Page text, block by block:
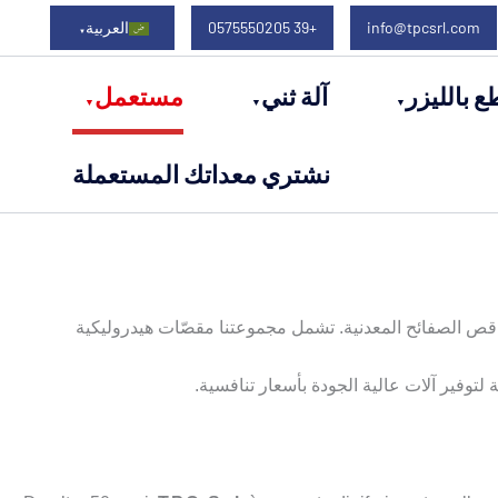
info@tpcsrl.com
+39 0575550205 العربية
بالليزر آلة ثني مستعمل
نشتري معداتك المستعملة
الصفائح المعدنية. تشمل مجموعتنا مقصّات هيدروليكية
آلات عالية الجودة بأسعار تنافسية.